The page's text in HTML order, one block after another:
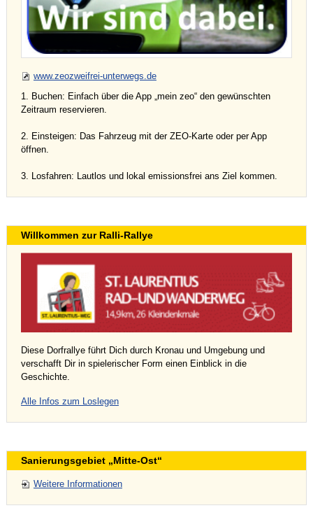
www.zeozweifrei-unterwegs.de
1. Buchen: Einfach über die App „mein zeo“ den gewünschten
Zeitraum reservieren.
2. Einsteigen: Das Fahrzeug mit der ZEO-Karte oder per App
öffnen.
3. Losfahren: Lautlos und lokal emissionsfrei ans Ziel kommen.
Willkommen zur Ralli-Rallye
Diese Dorfrallye führt Dich durch Kronau und Umgebung und
verschafft Dir in spielerischer Form einen Einblick in die
Geschichte.
Alle Infos zum Loslegen
Sanierungsgebiet „Mitte-Ost“
Weitere Informationen